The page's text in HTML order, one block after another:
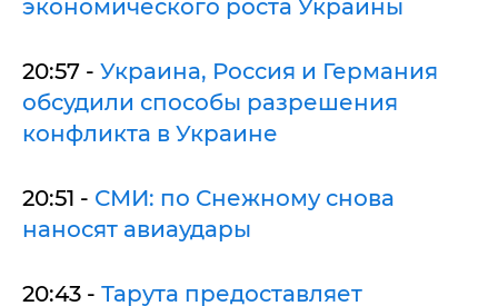
экономического роста Украины
20:57 - Украина, Россия и Германия
обсудили способы разрешения
конфликта в Украине
20:51 - СМИ: по Снежному снова
наносят авиаудары
20:43 - Тарута предоставляет